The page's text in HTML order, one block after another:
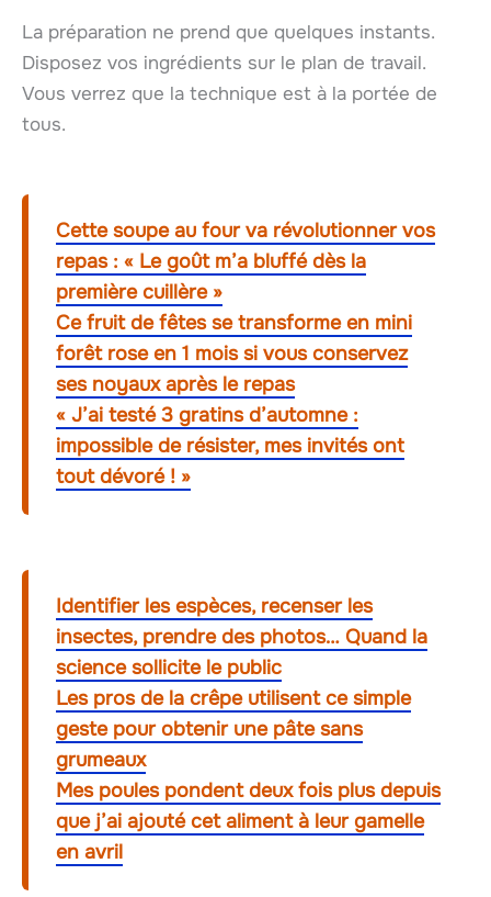
La préparation ne prend que quelques instants.
Disposez vos ingrédients sur le plan de travail.
Vous verrez que la technique est à la portée de
tous.
Cette soupe au four va révolutionner vos
repas : « Le goût m’a bluffé dès la
première cuillère »
Ce fruit de fêtes se transforme en mini
forêt rose en 1 mois si vous conservez
ses noyaux après le repas
« J’ai testé 3 gratins d’automne :
impossible de résister, mes invités ont
tout dévoré ! »
Identifier les espèces, recenser les
insectes, prendre des photos… Quand la
science sollicite le public
Les pros de la crêpe utilisent ce simple
geste pour obtenir une pâte sans
grumeaux
Mes poules pondent deux fois plus depuis
que j’ai ajouté cet aliment à leur gamelle
en avril